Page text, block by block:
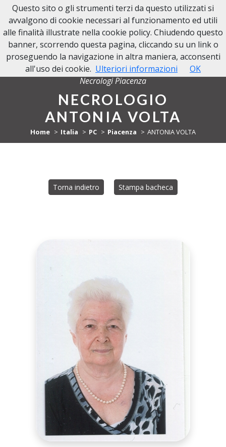
NECROLOGI PIACENZA
Necrologi Piacenza
NECROLOGIO
ANTONIA VOLTA
Home Italia PC Piacenza ANTONIA VOLTA
Torna indietro Stampa bacheca
Questo sito o gli strumenti terzi da questo utilizzati si
avvalgono di cookie necessari al funzionamento ed utili
alle finalità illustrate nella cookie policy. Chiudendo questo
banner, scorrendo questa pagina, cliccando su un link o
proseguendo la navigazione in altra maniera, acconsenti
all'uso dei cookie. Ulteriori informazioni OK